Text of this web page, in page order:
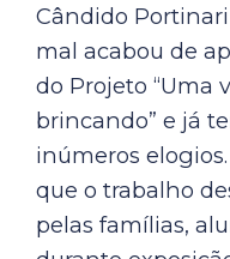
Cândido Portinari
mal acabou de
do Projeto “Uma
brincando” e já
inúmeros
que o trabalho
pelas famílias,